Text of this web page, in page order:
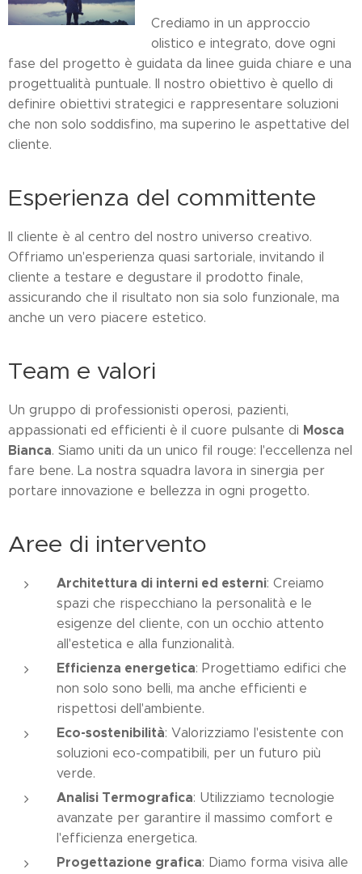
Crediamo in un approccio
olistico e integrato, dove ogni
fase del progetto è guidata da linee guida chiare e una
progettualità puntuale. Il nostro obiettivo è quello di
definire obiettivi strategici e rappresentare soluzioni
che non solo soddisfino, ma superino le aspettative del
cliente.
Esperienza del committente
Il cliente è al centro del nostro universo creativo.
Offriamo un'esperienza quasi sartoriale, invitando il
cliente a testare e degustare il prodotto finale,
assicurando che il risultato non sia solo funzionale, ma
anche un vero piacere estetico.
Team e valori
Un gruppo di professionisti operosi, pazienti,
appassionati ed efficienti è il cuore pulsante di Mosca
Bianca. Siamo uniti da un unico fil rouge: l'eccellenza nel
fare bene. La nostra squadra lavora in sinergia per
portare innovazione e bellezza in ogni progetto.
Aree di intervento
Architettura di interni ed esterni: Creiamo
spazi che rispecchiano la personalità e le
esigenze del cliente, con un occhio attento
all'estetica e alla funzionalità.
Efficienza energetica: Progettiamo edifici che
non solo sono belli, ma anche efficienti e
rispettosi dell'ambiente.
Eco-sostenibilità: Valorizziamo l'esistente con
soluzioni eco-compatibili, per un futuro più
verde.
Analisi Termografica: Utilizziamo tecnologie
avanzate per garantire il massimo comfort e
l'efficienza energetica.
Progettazione grafica: Diamo forma visiva alle